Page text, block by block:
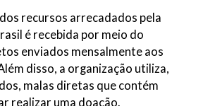
recursos arrecadados pela
é recebida por meio do
enviados mensalmente aos
disso, a organização utiliza,
malas diretas que contém
realizar uma doação.